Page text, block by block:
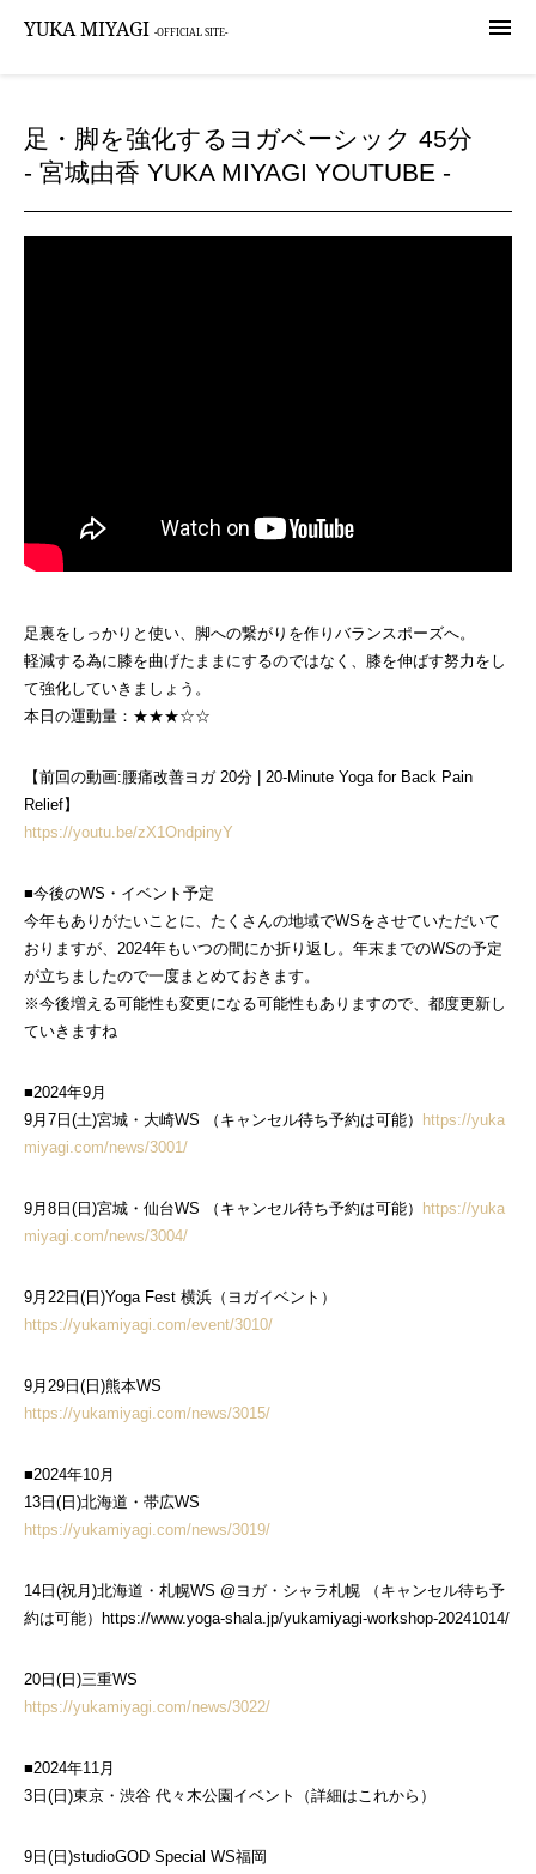

YUKA MIYAGI -OFFICIAL SITE-
足・脚を強化するヨガベーシック 45分
- 宮城由香 YUKA MIYAGI YOUTUBE -
足裏をしっかりと使い、脚への繋がりを作りバランスポーズへ。
軽減する為に膝を曲げたままにするのではなく、膝を伸ばす努力をし
て強化していきましょう。
本日の運動量：★★★☆☆
【前回の動画:腰痛改善ヨガ 20分 | 20-Minute Yoga for Back Pain
Relief】
https://youtu.be/zX1OndpinyY
■今後のWS・イベント予定
今年もありがたいことに、たくさんの地域でWSをさせていただいて
おりますが、2024年もいつの間にか折り返し。年末までのWSの予定
が立ちましたので一度まとめておきます。
※今後増える可能性も変更になる可能性もありますので、都度更新し
ていきますね
■2024年9月
9月7日(土)宮城・大崎WS （キャンセル待ち予約は可能）
https://yuka
miyagi.com/news/3001/
9月8日(日)宮城・仙台WS （キャンセル待ち予約は可能）
https://yuka
miyagi.com/news/3004/
9月22日(日)Yoga Fest 横浜（ヨガイベント）
https://yukamiyagi.com/event/3010/
9月29日(日)熊本WS
https://yukamiyagi.com/news/3015/
■2024年10月
13日(日)北海道・帯広WS
https://yukamiyagi.com/news/3019/
14日(祝月)北海道・札幌WS @ヨガ・シャラ札幌 （キャンセル待ち予
約は可能）https://www.yoga-shala.jp/yukamiyagi-workshop-20241014/
20日(日)三重WS
https://yukamiyagi.com/news/3022/
■2024年11月
3日(日)東京・渋谷 代々木公園イベント（詳細はこれから）
9日(日)studioGOD Special WS福岡